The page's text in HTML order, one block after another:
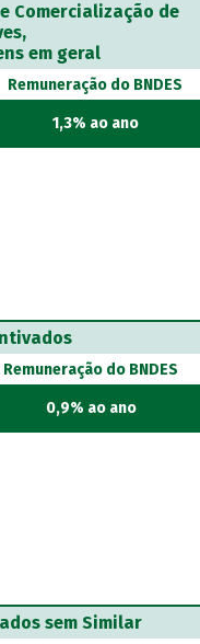
Comercialização de
em geral
Remuneração do BNDES
1,3% ao ano
Remuneração do BNDES
0,9% ao ano
sem Similar